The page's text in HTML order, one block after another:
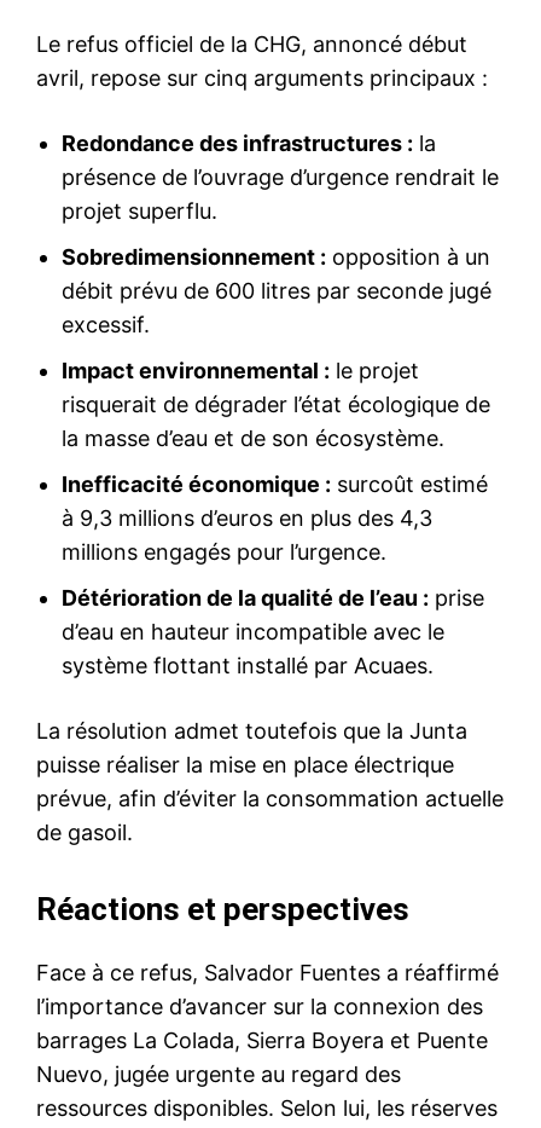
Le refus officiel de la CHG, annoncé début
avril, repose sur cinq arguments principaux :
Redondance des infrastructures : la
présence de l’ouvrage d’urgence rendrait le
projet superflu.
Sobredimensionnement : opposition à un
débit prévu de 600 litres par seconde jugé
excessif.
Impact environnemental : le projet
risquerait de dégrader l’état écologique de
la masse d’eau et de son écosystème.
Inefficacité économique : surcoût estimé
à 9,3 millions d’euros en plus des 4,3
millions engagés pour l’urgence.
Détérioration de la qualité de l’eau : prise
d’eau en hauteur incompatible avec le
système flottant installé par Acuaes.
La résolution admet toutefois que la Junta
puisse réaliser la mise en place électrique
prévue, afin d’éviter la consommation actuelle
de gasoil.
Réactions et perspectives
Face à ce refus, Salvador Fuentes a réaffirmé
l’importance d’avancer sur la connexion des
barrages La Colada, Sierra Boyera et Puente
Nuevo, jugée urgente au regard des
ressources disponibles. Selon lui, les réserves